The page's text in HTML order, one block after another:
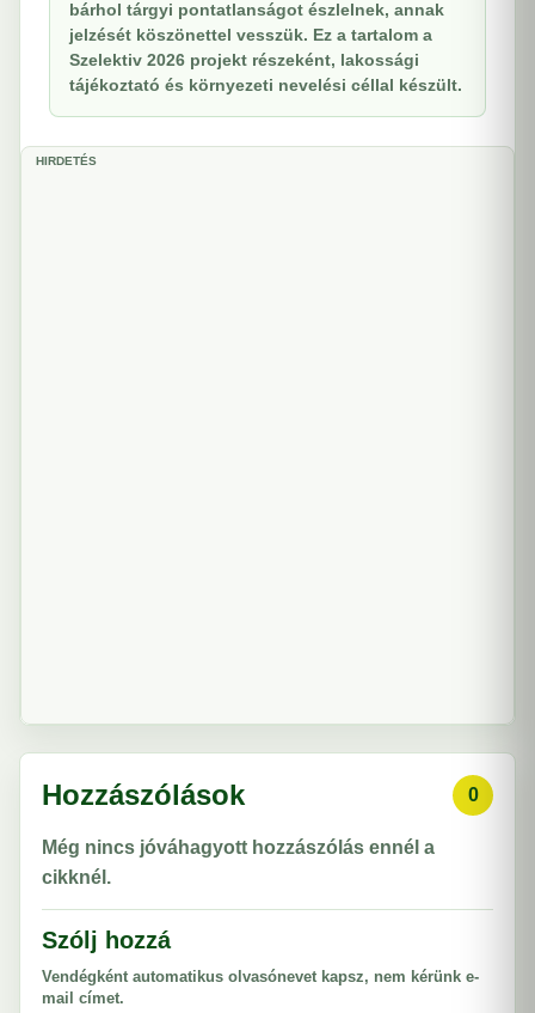
bárhol tárgyi pontatlanságot észlelnek, annak
jelzését köszönettel vesszük. Ez a tartalom a
Szelektiv 2026 projekt részeként, lakossági
tájékoztató és környezeti nevelési céllal készült.
HIRDETÉS
Hozzászólások 0
Még nincs jóváhagyott hozzászólás ennél a
cikknél.
Szólj hozzá
Vendégként automatikus olvasónevet kapsz, nem kérünk e-
mail címet.